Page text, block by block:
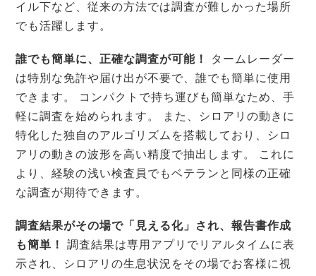
イル下など、従来の方法では調査が難しかった場所
でも活躍します。
誰でも簡単に、正確な調査が可能！
タームレーダー
は特別な免許や届け出が不要で、誰でも簡単に使用
できます。 コンパクトで持ち運びも簡単なため、手
軽に調査を始められます。 また、シロアリの動きに
特化した独自のアルゴリズムを搭載しており、シロ
アリの動きの波形を高い精度で抽出します。 これに
より、経験の浅い検査員でもベテランと同様の正確
な調査が期待できます。
調査結果がその場で「見える化」され、報告書作成
も簡単！
調査結果は専用アプリでリアルタイムに表
示され、シロアリの生息状況をその場でお客様に視